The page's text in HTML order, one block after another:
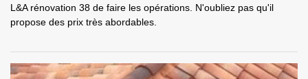
L&A rénovation 38 de faire les opérations. N'oubliez pas qu'il
propose des prix très abordables.